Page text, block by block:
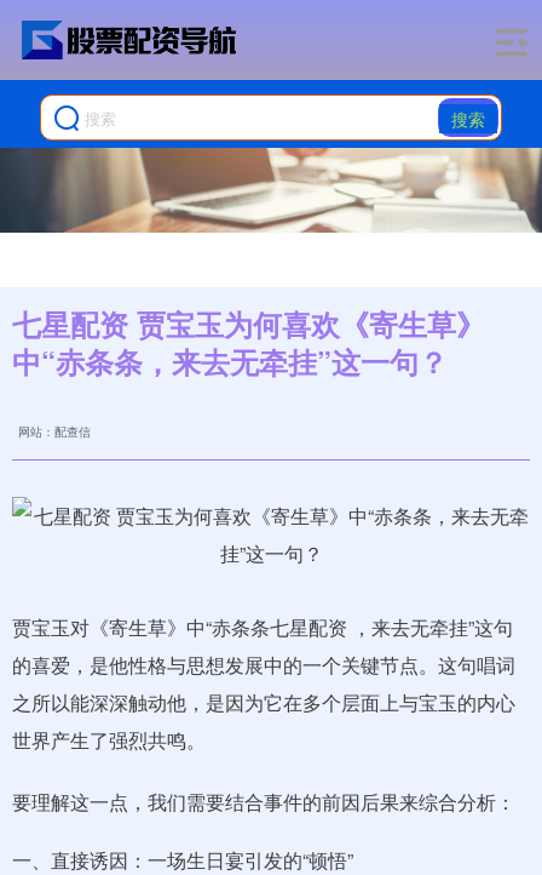
搜索
七星配资 贾宝玉为何喜欢《寄生草》
中“赤条条，来去无牵挂”这一句？
网站：配查信
贾宝玉对《寄生草》中“赤条条七星配资 ，来去无牵挂”这句
的喜爱，是他性格与思想发展中的一个关键节点。这句唱词
之所以能深深触动他，是因为它在多个层面上与宝玉的内心
世界产生了强烈共鸣。
要理解这一点，我们需要结合事件的前因后果来综合分析：
一、直接诱因：一场生日宴引发的“顿悟”